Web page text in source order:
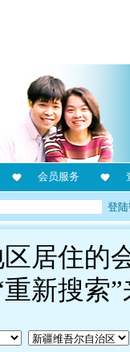
会员服务
登
居住的
新搜索